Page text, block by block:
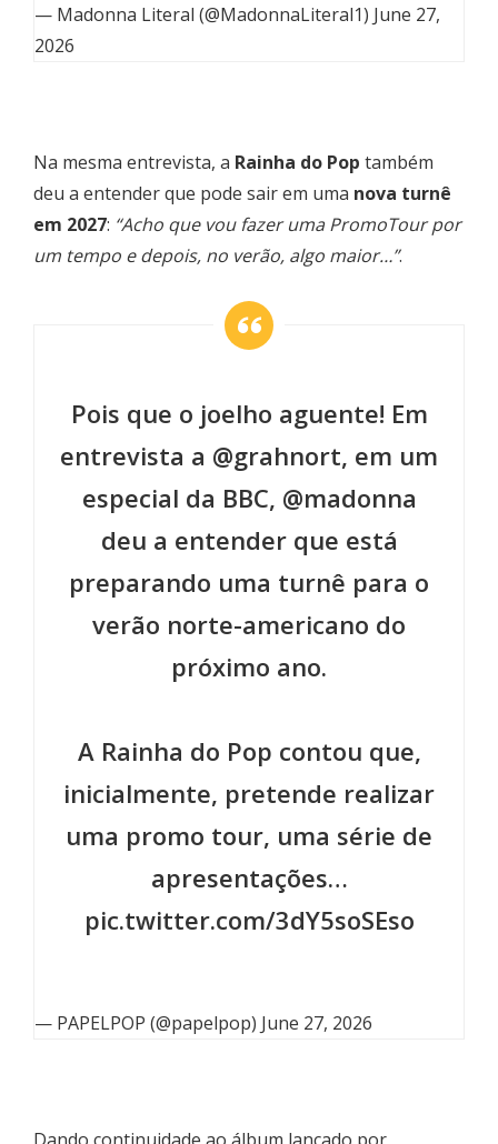
— Madonna Literal (@MadonnaLiteral1) June 27,
2026
Na mesma entrevista, a Rainha do Pop também
deu a entender que pode sair em uma nova turnê
em 2027: “Acho que vou fazer uma PromoTour por
um tempo e depois, no verão, algo maior…”.
Pois que o joelho aguente! Em
entrevista a @grahnort, em um
especial da BBC, @madonna
deu a entender que está
preparando uma turnê para o
verão norte-americano do
próximo ano.
A Rainha do Pop contou que,
inicialmente, pretende realizar
uma promo tour, uma série de
apresentações…
pic.twitter.com/3dY5soSEso
— PAPELPOP (@papelpop) June 27, 2026